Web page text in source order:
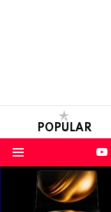
POPULAR
STORIES